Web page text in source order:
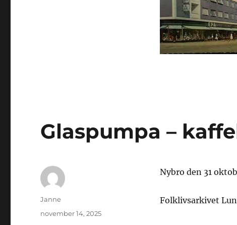
Glaspumpa –
Nybro den 31
Folklivsarkivet
Författare
Janne
Publicerat
november 14, 2025